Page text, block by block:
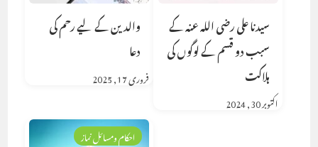
والدین کے لیے رحم کی
دعا
فروری 17, 2025
سیدنا علی رضی اللہ عنہ کے
سبب دو قسم کے لوگوں کی
ہلاکت
اکتوبر 30, 2024
احکام ومسائل نماز